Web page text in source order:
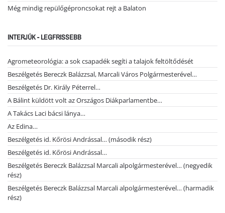
Még mindig repülőgéproncsokat rejt a Balaton
INTERJÚK - LEGFRISSEBB
Agrometeorológia: a sok csapadék segíti a talajok feltöltődését
Beszélgetés Bereczk Balázzsal, Marcali Város Polgármesterével…
Beszélgetés Dr. Király Péterrel…
A Bálint küldött volt az Országos Diákparlamentbe…
A Takács Laci bácsi lánya…
Az Edina…
Beszélgetés id. Kőrösi Andrással… (második rész)
Beszélgetés id. Kőrösi Andrással…
Beszélgetés Bereczk Balázzsal Marcali alpolgármesterével… (negyedik
rész)
Beszélgetés Bereczk Balázzsal Marcali alpolgármesterével… (harmadik
rész)